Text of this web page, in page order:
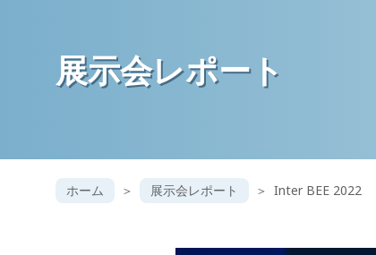
展示会レポート
ホーム 展示会レポート Inter BEE 2022